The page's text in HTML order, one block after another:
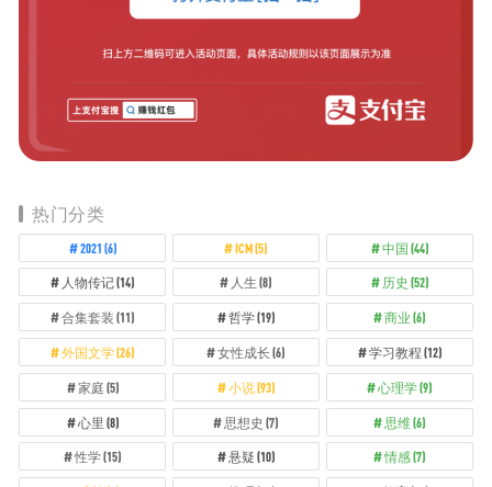
热门分类
2021 (6) ICM(5) 中国 (44)
人物传记(14) 人生 (8) 历史 (52)
合集套装 (11) 哲学(19) 商业 (6)
外国文学(26) 女性成长 (6) 学习教程 (12)
家庭 (5) 小说 (93) 心理学(9)
心里 (8) 思想史 (7) 思维(6)
性学(15) 悬疑 (10) 情感(7)